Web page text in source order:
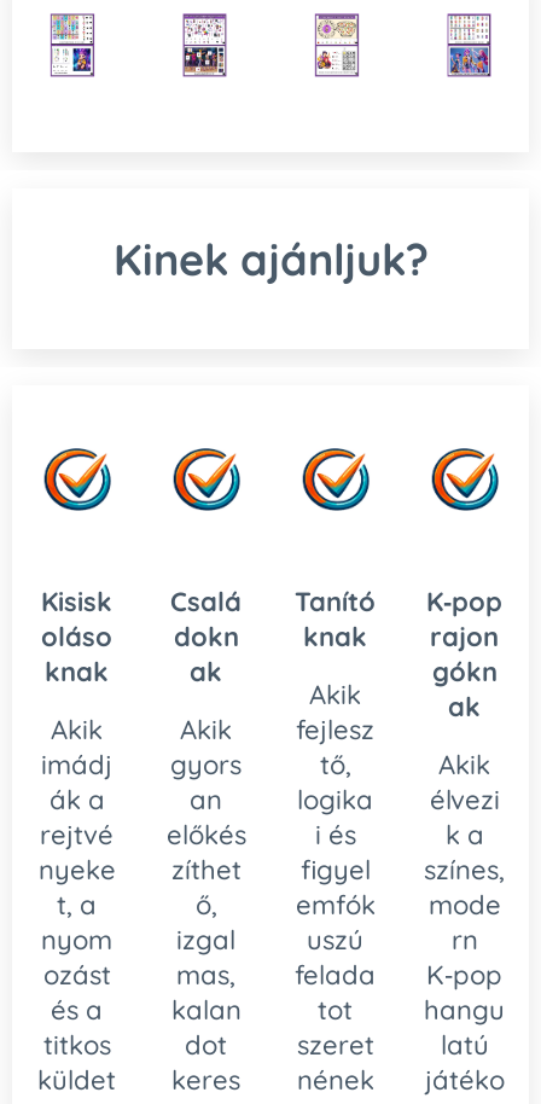
Kinek ajánljuk?
Kisisk
oláso
knak
Akik
imádj
ák a
rejtvé
nyeke
t, a
nyom
ozást
és a
titkos
küldet
Csalá
dokn
ak
Akik
gyors
an
előkés
zíthet
ő,
izgal
mas,
kalan
dot
keres
Tanító
knak
Akik
fejlesz
tő,
logika
i és
figyel
emfók
uszú
felada
tot
szeret
nének
K‑pop
rajon
gókn
ak
Akik
élvezi
k a
színes,
mode
rn
K‑pop
hangu
latú
játéko